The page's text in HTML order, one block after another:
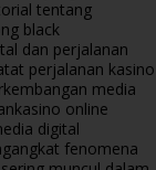
tentang
black
dan perjalanan
perjalanan kasino
media
kasino online
digital
fenomena